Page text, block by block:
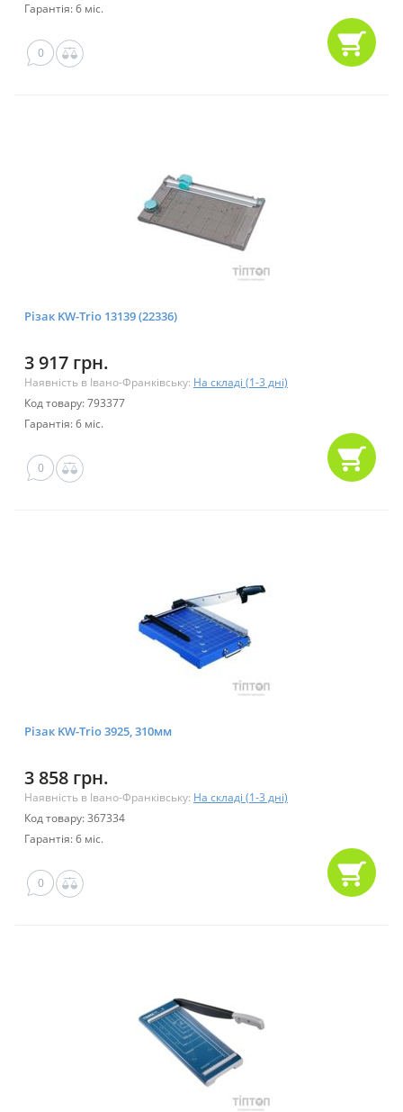
Гарантія: 6 міс.
0
Різак KW-Trio 13139 (22336)
3 917 грн.
Наявність в Івано-Франківську: На складі (1-3 дні)
Код товару: 793377
Гарантія: 6 міс.
0
Різак KW-Trio 3925, 310мм
3 858 грн.
Наявність в Івано-Франківську: На складі (1-3 дні)
Код товару: 367334
Гарантія: 6 міс.
0